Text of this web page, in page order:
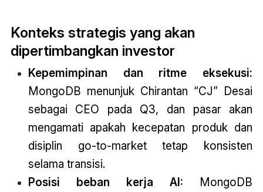
Konteks strategis yang akan
dipertimbangkan investor
Kepemimpinan dan ritme eksekusi:
MongoDB menunjuk Chirantan “CJ” Desai
sebagai CEO pada Q3, dan pasar akan
mengamati apakah kecepatan produk dan
disiplin go-to-market tetap konsisten
selama transisi.
Posisi beban kerja AI: MongoDB